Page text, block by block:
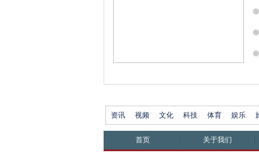
资讯 视频 文化 科技 体育 娱乐
首页 关于我们